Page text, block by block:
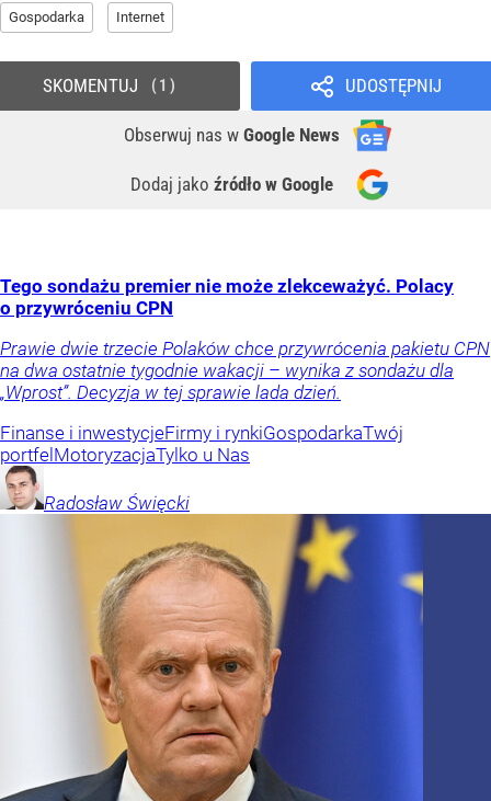
Gospodarka Internet
UDOSTĘPNIJ
Obserwuj nas w Google News
Dodaj jako źródło w Google
SKOMENTUJ 1
Tego sondażu premier nie może zlekceważyć. Polacy
o przywróceniu CPN
Prawie dwie trzecie Polaków chce przywrócenia pakietu CPN
na dwa ostatnie tygodnie wakacji – wynika z sondażu dla
„Wprost”. Decyzja w tej sprawie lada dzień.
Finanse i inwestycjeFirmy i rynkiGospodarkaTwój
portfelMotoryzacjaTylko u Nas
Radosław Święcki